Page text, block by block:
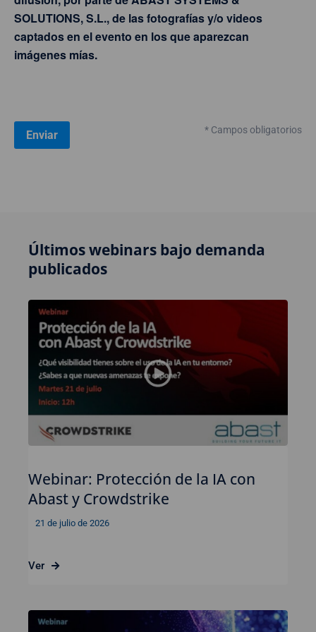
SOLUTIONS, S.L., de las fotografías y/o videos
captados en el evento en los que aparezcan
imágenes mías.
* Campos obligatorios
Últimos webinars bajo demanda
publicados
Webinar: Protección de la IA con
Abast y Crowdstrike
21 de julio de 2026
Ver